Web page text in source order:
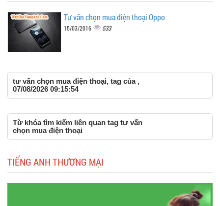
Tư vấn chọn mua điện thoại Oppo
15/03/2016 533
tư vấn chọn mua điện thoại, tag của ,
07/08/2026 09:15:54
Từ khóa tìm kiếm liên quan tag tư vấn
chọn mua điện thoại
TIẾNG ANH THƯƠNG MẠI